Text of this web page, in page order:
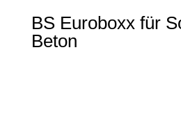
BS Euroboxx für
Beton